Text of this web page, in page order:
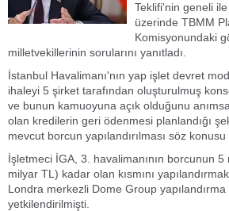
Teklifi'nin geneli ile
üzerinde TBMM
Komisyonundaki
milletvekillerinin sorularını yanıtladı.
İstanbul Havalimanı'nın yap işlet devret
ihaleyi 5 şirket tarafından oluşturulmuş
ve bunun kamuoyuna açık olduğunu
olan kredilerin geri ödenmesi planlandığı
mevcut borcun yapılandırılması söz
İşletmeci İGA, 3. havalimanının borcunun
milyar TL) kadar olan kısmını
Londra merkezli Dome Group
yetkilendirilmişti.